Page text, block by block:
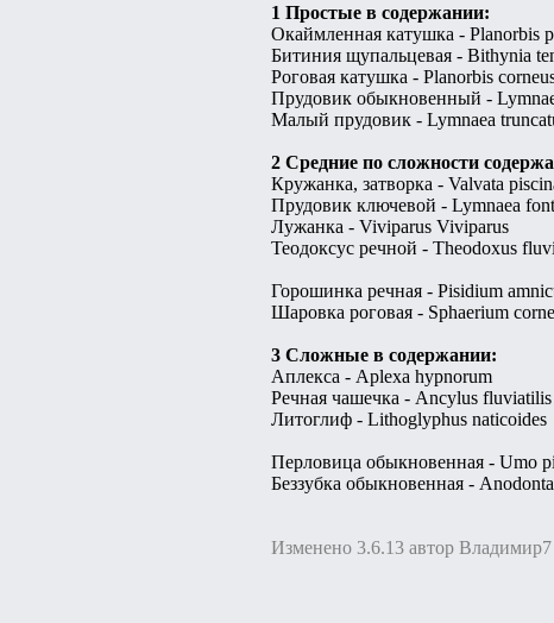
1 Простые в содержании:
Окаймленная катушка - Planorbis
Битиния щупальцевая - Bithynia
Роговая катушка - Planorbis
Прудовик обыкновенный -
Малый прудовик - Lymnaea
2 Средние по сложности
Кружанка, затворка - Valvata
Прудовик ключевой - Lymnaea
Лужанка - Viviparus Viviparus
Теодоксус речной - Theodoxus
Горошинка речная - Pisidium
Шаровка роговая - Sphaerium
3 Сложные в содержании:
Аплекса - Aplexa hypnorum
Речная чашечка - Ancylus fluviatilis
Литоглиф - Lithoglyphus naticoides
Перловица обыкновенная - Umo
Беззубка обыкновенная -
Изменено 3.6.13 автор Владимир7